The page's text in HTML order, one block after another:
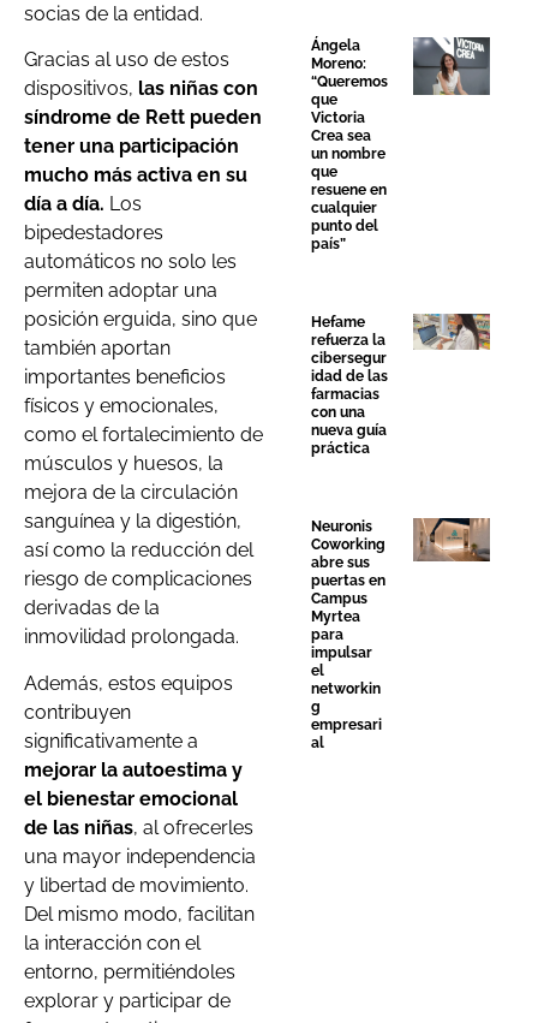
socias de la entidad.
Gracias al uso de estos
dispositivos, las niñas con
síndrome de Rett pueden
tener una participación
mucho más activa en su
día a día. Los
bipedestadores
automáticos no solo les
permiten adoptar una
posición erguida, sino que
también aportan
importantes beneficios
físicos y emocionales,
como el fortalecimiento de
músculos y huesos, la
mejora de la circulación
sanguínea y la digestión,
así como la reducción del
riesgo de complicaciones
derivadas de la
inmovilidad prolongada.
Además, estos equipos
contribuyen
significativamente a
mejorar la autoestima y
el bienestar emocional
de las niñas, al ofrecerles
una mayor independencia
y libertad de movimiento.
Del mismo modo, facilitan
la interacción con el
entorno, permitiéndoles
explorar y participar de
Ángela
Moreno:
“Queremos
que
Victoria
Crea sea
un nombre
que
resuene en
cualquier
punto del
país”
Hefame
refuerza la
cibersegur
idad de las
farmacias
con una
nueva guía
práctica
Neuronis
Coworking
abre sus
puertas en
Campus
Myrtea
para
impulsar
el
networkin
g
empresari
al